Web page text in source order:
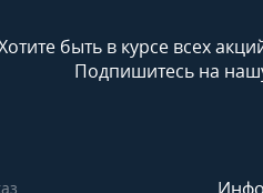
быть в курсе всех
Подпишитесь на